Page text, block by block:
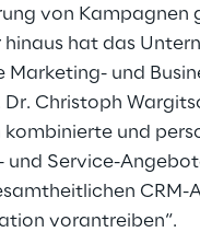
von Kampagnen
hinaus hat das
Marketing- und
Christoph
kombinierte und
und Service-
CRM-
vorantreiben“.